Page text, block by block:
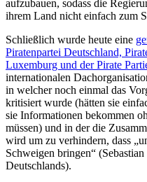
aufzubauen, sodass die
ihrem Land nicht einfach zum
Schließlich wurde heute eine
Piratenpartei Deutschland,
Luxemburg und der Pirate
internationalen
in welcher noch einmal das
kritisiert wurde (hätten sie
sie Informationen bekommen
müssen) und in der die
wird um zu verhindern, dass
Schweigen bringen“
Deutschlands).